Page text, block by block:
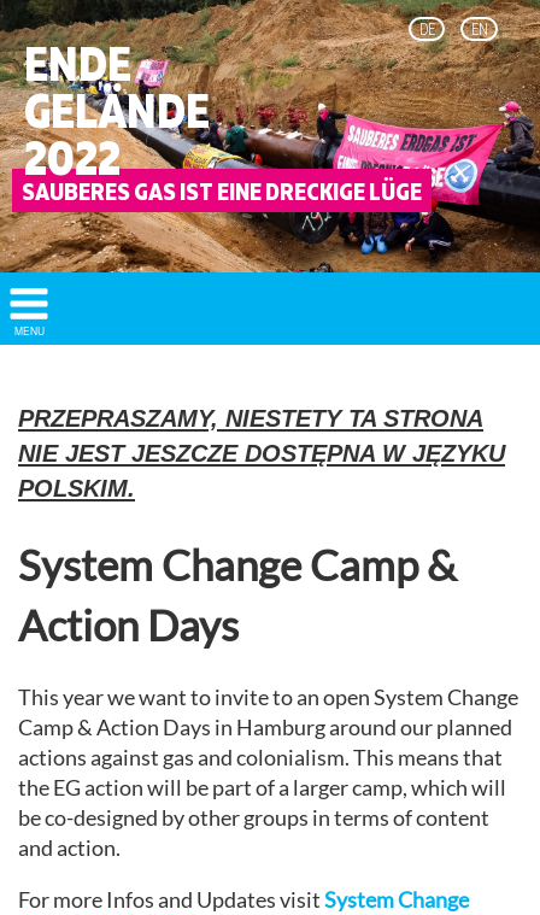
DE EN
ENDE
GELÄNDE
2022
Show/
Hide
MENU
PRZEPRASZAMY, NIESTETY TA STRONA
NIE JEST JESZCZE DOSTĘPNA W JĘZYKU
POLSKIM.
System Change Camp &
Action Days
This year we want to invite to an open System Change
Camp & Action Days in Hamburg around our planned
actions against gas and colonialism. This means that
the EG action will be part of a larger camp, which will
be co-designed by other groups in terms of content
and action.
For more Infos and Updates visitSystem Change